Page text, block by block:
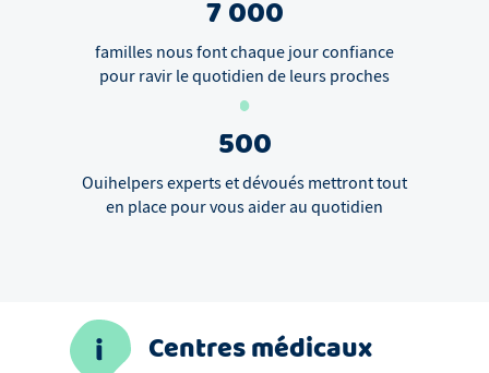
7 000
familles nous font chaque jour confiance
pour ravir le quotidien de leurs proches
500
Ouihelpers experts et dévoués mettront tout
en place pour vous aider au quotidien
Centres médicaux